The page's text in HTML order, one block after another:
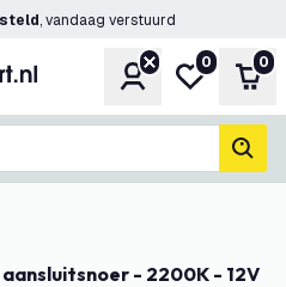
, vandaag verstuurd
Account
Mijn
0 0